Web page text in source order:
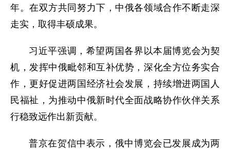
年。在双方共同努力下，中俄各领域合作不断走深
走实，取得丰硕成果。
习近平强调，希望两国各界以本届博览会为契
机，发挥中俄毗邻和互补优势，深化全方位务实合
作，更好促进两国经济社会发展，持续增进两国人
民福祉，为推动中俄新时代全面战略协作伙伴关系
行稳致远作出新贡献。
普京在贺信中表示，俄中博览会已发展成为两